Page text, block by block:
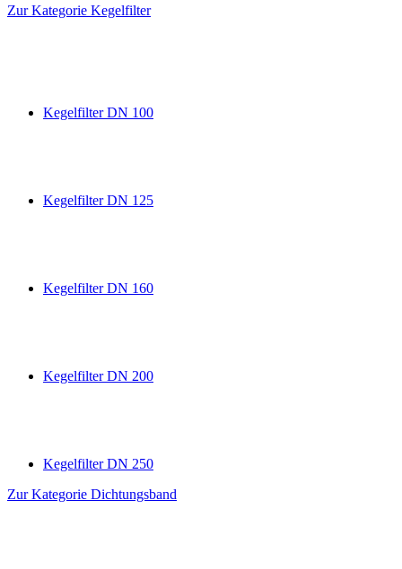
Zur Kategorie Kegelfilter
Kegelfilter DN 100
Kegelfilter DN 125
Kegelfilter DN 160
Kegelfilter DN 200
Kegelfilter DN 250
Zur Kategorie Dichtungsband